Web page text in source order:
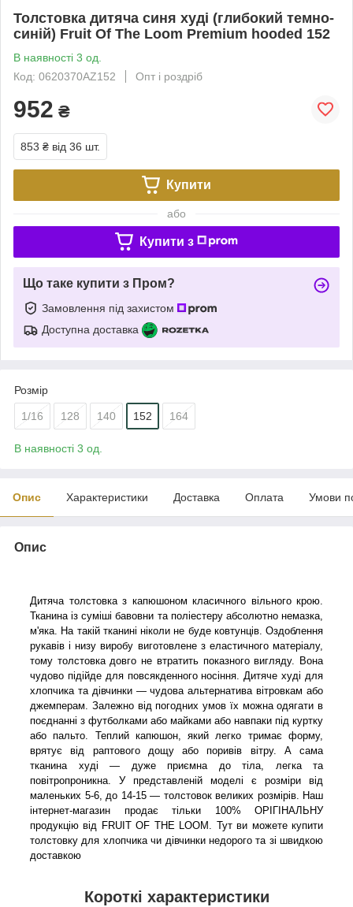
Толстовка дитяча синя худі (глибокий темно-
синій) Fruit Of The Loom Premium hooded 152
В наявності 3 од.
Код: 0620370AZ152
Опт і роздріб
952 ₴
853 ₴ від 36 шт.
Купити
або
Купити з
Що таке купити з Пром?
Замовлення під захистом
Доступна доставка
Розмір
1/16 128 140 152 164
В наявності 3 од.
Опис Характеристики Доставка Оплата Умови
Опис
Дитяча толстовка з капюшоном класичного вільного крою.
Тканина із суміші бавовни та поліестеру абсолютно немазка,
м'яка. На такій тканині ніколи не буде ковтунців. Оздоблення
рукавів і низу виробу виготовлене з еластичного матеріалу,
тому толстовка довго не втратить показного вигляду. Вона
чудово підійде для повсякденного носіння. Дитяче худі для
хлопчика та дівчинки — чудова альтернатива вітровкам або
джемперам. Залежно від погодних умов їх можна одягати в
поєднанні з футболками або майками або навпаки під куртку
або пальто. Теплий капюшон, який легко тримає форму,
врятує від раптового дощу або поривів вітру. А сама
тканина худі — дуже приємна до тіла, легка та
повітропроникна. У представленій моделі є розміри від
маленьких 5-6, до 14-15 — толстовок великих розмірів. Наш
інтернет-магазин продає тільки 100% ОРІГІНАЛЬНУ
продукцію від FRUIT OF THE LOOM. Тут ви можете купити
толстовку для хлопчика чи дівчинки недорого та зі швидкою
доставкою
Короткі характеристики